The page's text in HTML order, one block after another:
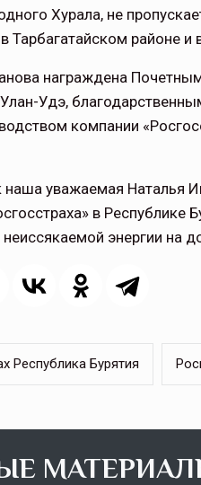
Хурала, не
Тарбагатайском районе и
награждена
Удэ,
компании
уважаемая Наталья
в Республике
энергии на
Республика Бурятия